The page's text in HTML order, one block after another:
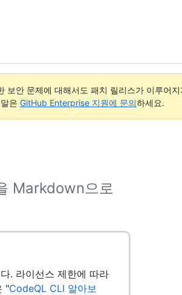
보안 문제에 대해서도 패치 릴리스가 이루어
은 GitHub Enterprise 지원에 문의하세요.
Markdown으로
. 라이선스 제한에 따라
"CodeQL CLI 알아보